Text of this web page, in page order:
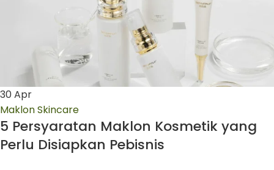
30Apr
Maklon Skincare
5 Persyaratan Maklon Kosmetik yang
Perlu Disiapkan Pebisnis